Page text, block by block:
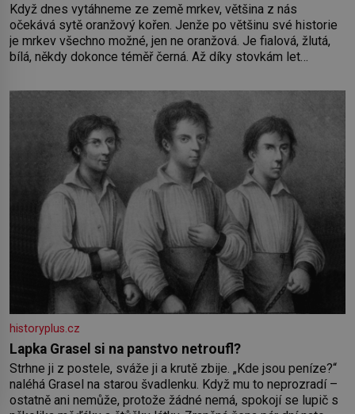
Když dnes vytáhneme ze země mrkev, většina z nás
očekává sytě oranžový kořen. Jenže po většinu své historie
je mrkev všechno možné, jen ne oranžová. Je fialová, žlutá,
bílá, někdy dokonce téměř černá. Až díky stovkám let
českou zahradu ani nedokážeme představit. Její příběh je
historyplus.cz
Lapka Grasel si na panstvo netroufl?
Strhne ji z postele, sváže ji a krutě zbije. „Kde jsou peníze?“
naléhá Grasel na starou švadlenku. Když mu to neprozradí –
ostatně ani nemůže, protože žádné nemá, spokojí se lupič s